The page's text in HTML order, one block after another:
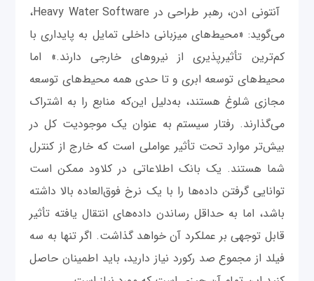
آنتونی ادن، رهبر طراحی در Heavy Water Software،
می‌گوید: «محیط‌های میزبانی داخلی تمایل به پایداری با
کم‌ترین تأثیرپذیری از نیروهای خارجی دارند.» اما
محیط‌های توسعه ابری و تا حدی همه محیط‌های توسعه
مجازی شلوغ هستند، به‌دلیل این‌که منابع را به‌ اشتراک
می‌گذارند. رفتار سیستم به عنوان یک موجودیت کل در
بیش‌تر موارد تحت تأثیر عواملی است که خارج از کنترل
شما هستند. یک بانک ‌اطلاعاتی در کلاود ممکن است
توانایی گرفتن داده‌ها را با یک نرخ فوق‌العاده بالا داشته
باشد، اما به‌ حداقل رساندن داده‌های انتقال یافته تأثیر
قابل توجهی بر عملکرد آن خواهد گذاشت. اگر تنها به سه
فیلد از مجموع صد رکورد نیاز دارید، باید اطمینان حاصل